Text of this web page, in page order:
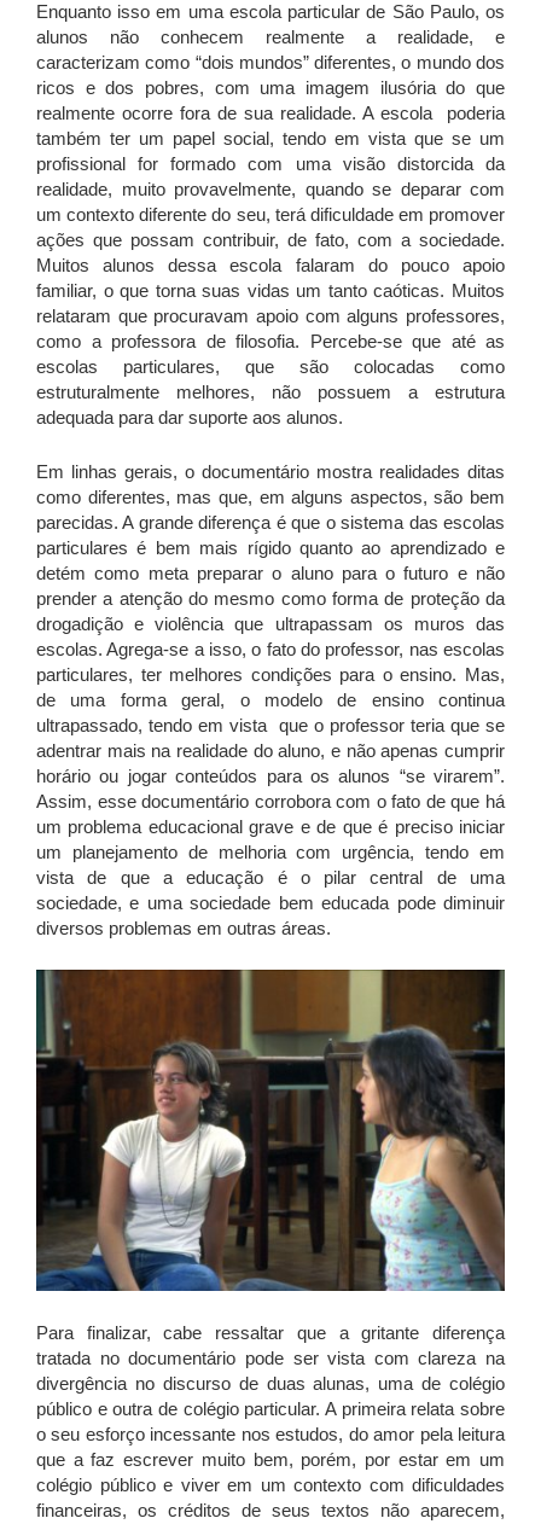
Enquanto isso em uma escola particular de São Paulo, os
alunos não conhecem realmente a realidade, e
caracterizam como “dois mundos” diferentes, o mundo dos
ricos e dos pobres, com uma imagem ilusória do que
realmente ocorre fora de sua realidade. A escola poderia
também ter um papel social, tendo em vista que se um
profissional for formado com uma visão distorcida da
realidade, muito provavelmente, quando se deparar com
um contexto diferente do seu, terá dificuldade em promover
ações que possam contribuir, de fato, com a sociedade.
Muitos alunos dessa escola falaram do pouco apoio
familiar, o que torna suas vidas um tanto caóticas. Muitos
relataram que procuravam apoio com alguns professores,
como a professora de filosofia. Percebe-se que até as
escolas particulares, que são colocadas como
estruturalmente melhores, não possuem a estrutura
adequada para dar suporte aos alunos.
Em linhas gerais, o documentário mostra realidades ditas
como diferentes, mas que, em alguns aspectos, são bem
parecidas. A grande diferença é que o sistema das escolas
particulares é bem mais rígido quanto ao aprendizado e
detém como meta preparar o aluno para o futuro e não
prender a atenção do mesmo como forma de proteção da
drogadição e violência que ultrapassam os muros das
escolas. Agrega-se a isso, o fato do professor, nas escolas
particulares, ter melhores condições para o ensino. Mas,
de uma forma geral, o modelo de ensino continua
ultrapassado, tendo em vista que o professor teria que se
adentrar mais na realidade do aluno, e não apenas cumprir
horário ou jogar conteúdos para os alunos “se virarem”.
Assim, esse documentário corrobora com o fato de que há
um problema educacional grave e de que é preciso iniciar
um planejamento de melhoria com urgência, tendo em
vista de que a educação é o pilar central de uma
sociedade, e uma sociedade bem educada pode diminuir
diversos problemas em outras áreas.
Para finalizar, cabe ressaltar que a gritante diferença
tratada no documentário pode ser vista com clareza na
divergência no discurso de duas alunas, uma de colégio
público e outra de colégio particular. A primeira relata sobre
o seu esforço incessante nos estudos, do amor pela leitura
que a faz escrever muito bem, porém, por estar em um
colégio público e viver em um contexto com dificuldades
financeiras, os créditos de seus textos não aparecem,